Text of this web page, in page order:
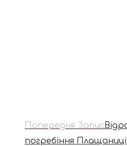
Попередня Запис
погребіння